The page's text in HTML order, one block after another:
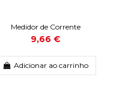
Medidor de Corrente
9,66 €
Adicionar ao carrinho